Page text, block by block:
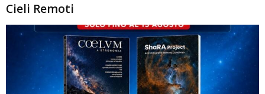
Cieli Remoti